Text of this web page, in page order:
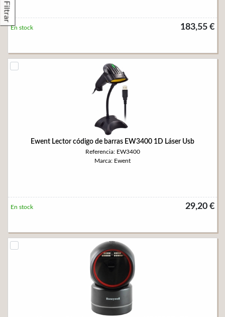
Filtrar
183,55 €
En stock
Ewent Lector código de barras EW3400 1D Láser Usb
Referencia: EW3400
Marca: Ewent
29,20 €
En stock